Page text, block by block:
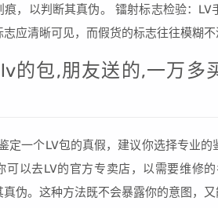
痕，以判断其真伪。 镭射标志检验：
应清晰可见，而假货的标志往往模糊不
的包,朋友送的,一万多
定一个LV包的真假，建议你选择专业
可以去LV的官方专卖店，以需要维修
伪。这种方法既不会暴露你的意图，又